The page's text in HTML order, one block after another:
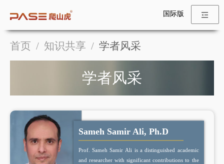
国际版
首页 / 知识共享 / 学者风采
学者风采
Sameh Samir Ali, Ph.D
Prof. Sameh Samir Ali is a distinguished academic
and researcher with significant contributions to the